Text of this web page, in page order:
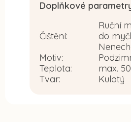
Doplňkové
Čištění:
Ruční
do
Motiv:
Teplota:
max.
Tvar: Kulatý